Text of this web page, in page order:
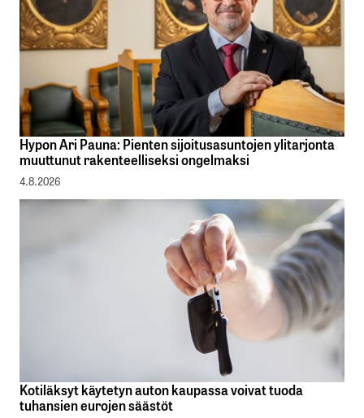
Hypon Ari Pauna: Pienten sijoitusasuntojen ylitarjonta
muuttunut rakenteelliseksi ongelmaksi
4.8.2026
Kotiläksyt käytetyn auton kaupassa voivat tuoda
tuhansien eurojen säästöt